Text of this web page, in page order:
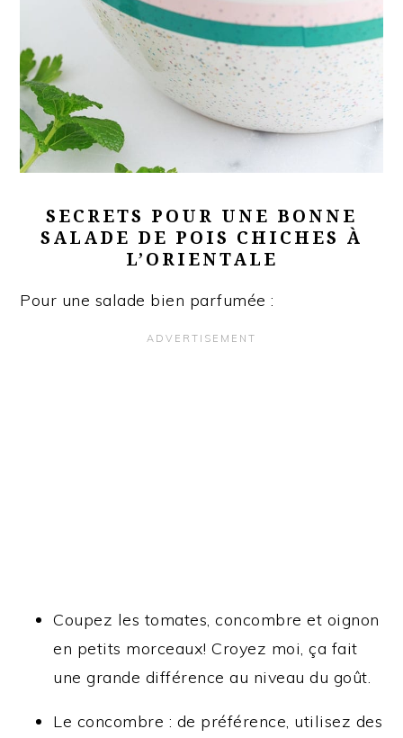
SECRETS POUR UNE BONNE
SALADE DE POIS CHICHES À
L’ORIENTALE
Pour une salade bien parfumée :
Coupez les tomates, concombre et oignon
en petits morceaux! Croyez moi, ça fait
une grande différence au niveau du goût.
Le concombre : de préférence, utilisez des